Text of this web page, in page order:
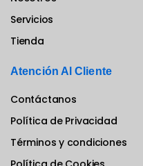
Servicios
Tienda
Atención Al Cliente
Contáctanos
Política de Privacidad
Términos y condiciones